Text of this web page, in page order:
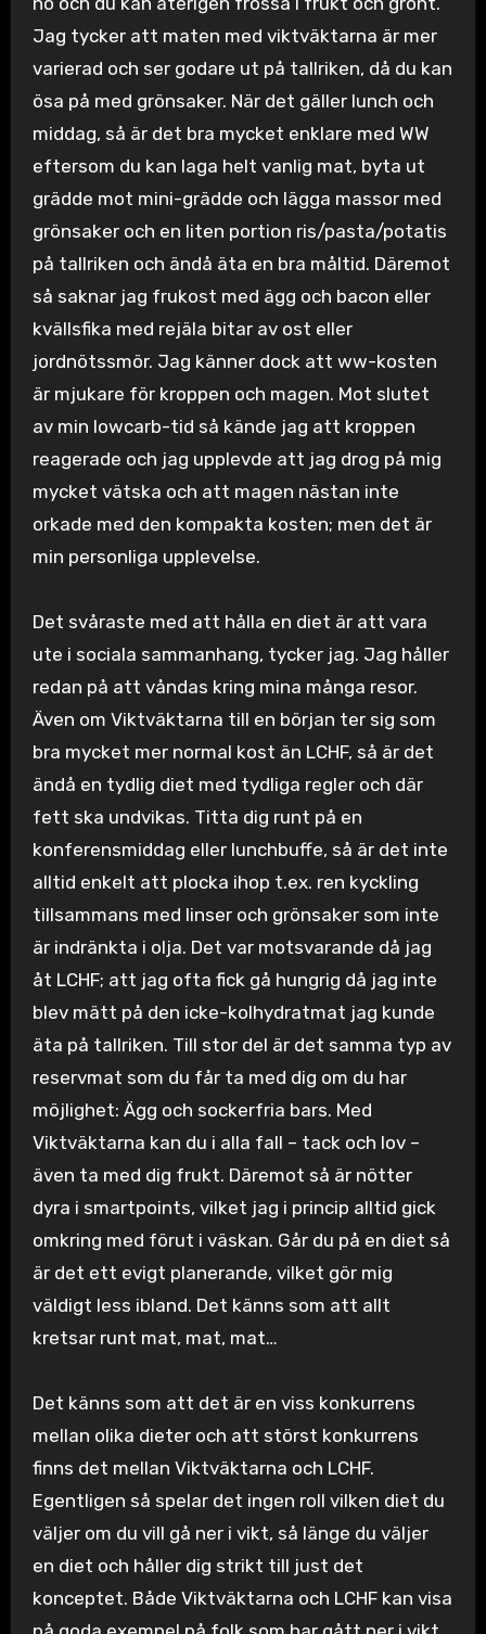
Jag tycker att maten med viktväktarna är mer
varierad och ser godare ut på tallriken, då du kan
ösa på med grönsaker. När det gäller lunch och
middag, så är det bra mycket enklare med WW
eftersom du kan laga helt vanlig mat, byta ut
grädde mot mini-grädde och lägga massor med
grönsaker och en liten portion ris/pasta/potatis
på tallriken och ändå äta en bra måltid. Däremot
så saknar jag frukost med ägg och bacon eller
kvällsfika med rejäla bitar av ost eller
jordnötssmör. Jag känner dock att ww-kosten
är mjukare för kroppen och magen. Mot slutet
av min lowcarb-tid så kände jag att kroppen
reagerade och jag upplevde att jag drog på mig
mycket vätska och att magen nästan inte
orkade med den kompakta kosten; men det är
min personliga upplevelse.
Det svåraste med att hålla en diet är att vara
ute i sociala sammanhang, tycker jag. Jag håller
redan på att våndas kring mina många resor.
Även om Viktväktarna till en början ter sig som
bra mycket mer normal kost än LCHF, så är det
ändå en tydlig diet med tydliga regler och där
fett ska undvikas. Titta dig runt på en
konferensmiddag eller lunchbuffe, så är det inte
alltid enkelt att plocka ihop t.ex. ren kyckling
tillsammans med linser och grönsaker som inte
är indränkta i olja. Det var motsvarande då jag
åt LCHF; att jag ofta fick gå hungrig då jag inte
blev mätt på den icke-kolhydratmat jag kunde
äta på tallriken. Till stor del är det samma typ av
reservmat som du får ta med dig om du har
möjlighet: Ägg och sockerfria bars. Med
Viktväktarna kan du i alla fall – tack och lov –
även ta med dig frukt. Däremot så är nötter
dyra i smartpoints, vilket jag i princip alltid gick
omkring med förut i väskan. Går du på en diet så
är det ett evigt planerande, vilket gör mig
väldigt less ibland. Det känns som att allt
kretsar runt mat, mat, mat…
Det känns som att det är en viss konkurrens
mellan olika dieter och att störst konkurrens
finns det mellan Viktväktarna och LCHF.
Egentligen så spelar det ingen roll vilken diet du
väljer om du vill gå ner i vikt, så länge du väljer
en diet och håller dig strikt till just det
konceptet. Både Viktväktarna och LCHF kan visa